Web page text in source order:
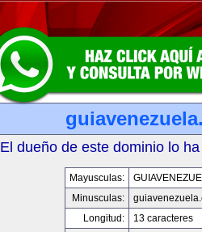
El dueño de este dominio lo
Mayusculas:
Minusculas:
Longitud:
13 caracteres